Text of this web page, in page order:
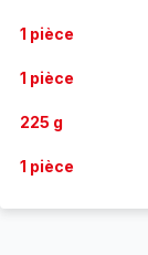
1 pièce
1 pièce
225 g
1 pièce